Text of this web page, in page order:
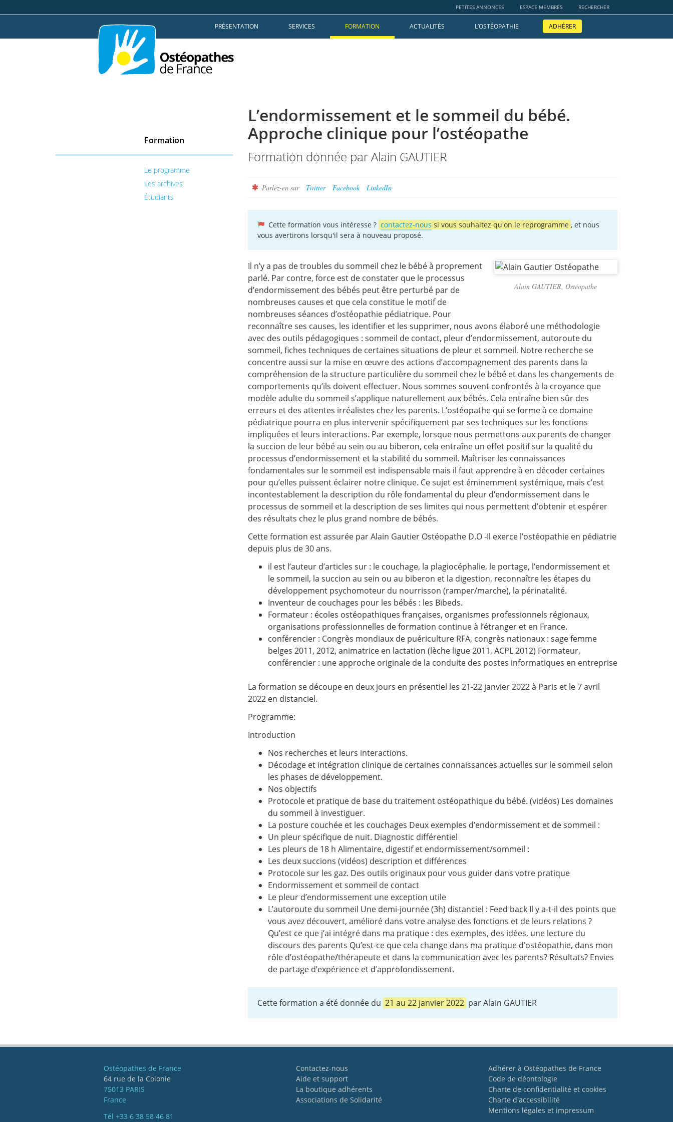
au
à
table
PETITES ANNONCES ESPACE MEMBRES RECHERCHER
PRÉSENTATION SERVICES FORMATION ACTUALITÉS L’OSTÉOPATHIE ADHÉRER
Formation
Le programme
Les archives
Étudiants
L’endormissement et le sommeil du bébé.
Approche clinique pour l’ostéopathe
Formation donnée par Alain GAUTIER
Parlez-en sur Twitter Facebook LinkedIn
Cette formation vous intéresse ? contactez-nous si vous souhaitez qu'on le reprogramme , et nous
vous avertirons lorsqu'il sera à nouveau proposé.
Alain GAUTIER, Ostéopathe
Il n’y a pas de troubles du sommeil chez le bébé à proprement
parlé. Par contre, force est de constater que le processus
d’endormissement des bébés peut être perturbé par de
nombreuses causes et que cela constitue le motif de
nombreuses séances d’ostéopathie pédiatrique. Pour
reconnaître ses causes, les identifier et les supprimer, nous avons élaboré une méthodologie
avec des outils pédagogiques : sommeil de contact, pleur d’endormissement, autoroute du
sommeil, fiches techniques de certaines situations de pleur et sommeil. Notre recherche se
concentre aussi sur la mise en œuvre des actions d’accompagnement des parents dans la
compréhension de la structure particulière du sommeil chez le bébé et dans les changements de
comportements qu’ils doivent effectuer. Nous sommes souvent confrontés à la croyance que
modèle adulte du sommeil s’applique naturellement aux bébés. Cela entraîne bien sûr des
erreurs et des attentes irréalistes chez les parents. L’ostéopathe qui se forme à ce domaine
pédiatrique pourra en plus intervenir spécifiquement par ses techniques sur les fonctions
impliquées et leurs interactions. Par exemple, lorsque nous permettons aux parents de changer
la succion de leur bébé au sein ou au biberon, cela entraîne un effet positif sur la qualité du
processus d’endormissement et la stabilité du sommeil. Maîtriser les connaissances
fondamentales sur le sommeil est indispensable mais il faut apprendre à en décoder certaines
pour qu’elles puissent éclairer notre clinique. Ce sujet est éminemment systémique, mais c’est
incontestablement la description du rôle fondamental du pleur d’endormissement dans le
processus de sommeil et la description de ses limites qui nous permettent d’obtenir et espérer
des résultats chez le plus grand nombre de bébés.
Cette formation est assurée par Alain Gautier Ostéopathe D.O -Il exerce l’ostéopathie en pédiatrie
depuis plus de 30 ans.
il est l’auteur d’articles sur : le couchage, la plagiocéphalie, le portage, l’endormissement et
le sommeil, la succion au sein ou au biberon et la digestion, reconnaître les étapes du
développement psychomoteur du nourrisson (ramper/marche), la périnatalité.
Inventeur de couchages pour les bébés : les Bibeds.
Formateur : écoles ostéopathiques françaises, organismes professionnels régionaux,
organisations professionnelles de formation continue à l’étranger et en France.
conférencier : Congrès mondiaux de puériculture RFA, congrès nationaux : sage femme
belges 2011, 2012, animatrice en lactation (lèche ligue 2011, ACPL 2012) Formateur,
conférencier : une approche originale de la conduite des postes informatiques en entreprise
La formation se découpe en deux jours en présentiel les 21-22 janvier 2022 à Paris et le 7 avril
2022 en distanciel.
Programme:
Introduction
Nos recherches et leurs interactions.
Décodage et intégration clinique de certaines connaissances actuelles sur le sommeil selon
les phases de développement.
Nos objectifs
Protocole et pratique de base du traitement ostéopathique du bébé. (vidéos) Les domaines
du sommeil à investiguer.
La posture couchée et les couchages Deux exemples d’endormissement et de sommeil :
Un pleur spécifique de nuit. Diagnostic différentiel
Les pleurs de 18 h Alimentaire, digestif et endormissement/sommeil :
Les deux succions (vidéos) description et différences
Protocole sur les gaz. Des outils originaux pour vous guider dans votre pratique
Endormissement et sommeil de contact
Le pleur d’endormissement une exception utile
L’autoroute du sommeil Une demi-journée (3h) distanciel : Feed back Il y a-t-il des points que
vous avez découvert, amélioré dans votre analyse des fonctions et de leurs relations ?
Qu’est ce que j’ai intégré dans ma pratique : des exemples, des idées, une lecture du
discours des parents Qu’est-ce que cela change dans ma pratique d’ostéopathie, dans mon
rôle d’ostéopathe/thérapeute et dans la communication avec les parents? Résultats? Envies
de partage d’expérience et d’approfondissement.
Cette formation a été donnée du 21 au 22 janvier 2022 par Alain GAUTIER
Ostéopathes de France
64 rue de la Colonie
75013 PARIS
France
Tél +33 6 38 58 46 81
Contactez-nous
Aide et support
La boutique adhérents
Associations de Solidarité
Adhérer à Ostéopathes de France
Code de déontologie
Charte de confidentialité et cookies
Charte d'accessibilité
Mentions légales et impressum